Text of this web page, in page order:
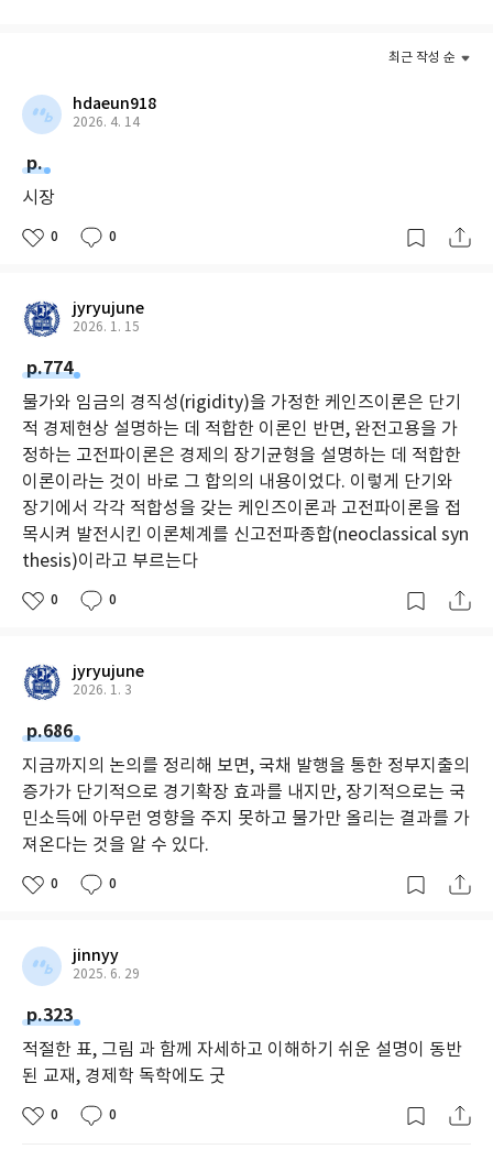
최근 작성 순
hdaeun918
2026. 4. 14
p.
시장
0 0
jyryujune
2026. 1. 15
p.774
물가와 임금의 경직성(rigidity)을 가정한 케인즈이론은 단기
적 경제현상 설명하는 데 적합한 이론인 반면, 완전고용을 가
정하는 고전파이론은 경제의 장기균형을 설명하는 데 적합한
이론이라는 것이 바로 그 합의의 내용이었다. 이렇게 단기와
장기에서 각각 적합성을 갖는 케인즈이론과 고전파이론을 접
목시켜 발전시킨 이론체계를 신고전파종합(neoclassical syn
thesis)이라고 부르는다
0 0
jyryujune
2026. 1. 3
p.686
지금까지의 논의를 정리해 보면, 국채 발행을 통한 정부지출의
증가가 단기적으로 경기확장 효과를 내지만, 장기적으로는 국
민소득에 아무런 영향을 주지 못하고 물가만 올리는 결과를 가
져온다는 것을 알 수 있다.
0 0
jinnyy
2025. 6. 29
p.323
적절한 표, 그림 과 함께 자세하고 이해하기 쉬운 설명이 동반
된 교재, 경제학 독학에도 굿
0 0